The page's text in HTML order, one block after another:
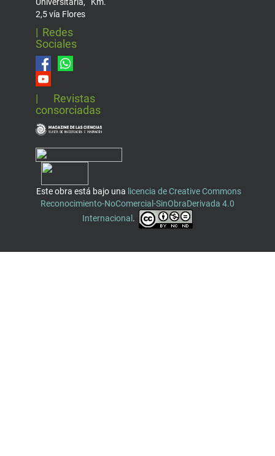
Universitaria, Km.
2,5 vía Flores
| Redes
Sociales
| Revistas
consorciadas
Este obra está bajo una licencia de Creative Commons
Reconocimiento-NoComercial-SinObraDerivada 4.0
Internacional .